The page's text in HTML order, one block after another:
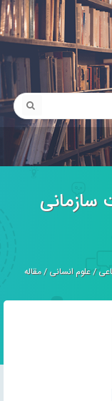
سازمانی
/علوم انسانی/مقاله